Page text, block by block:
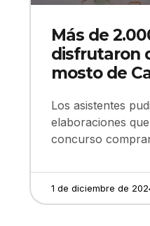
Más de
disfrutaron
mosto de
Los asistentes
elaboraciones
concurso
1 de diciembre de